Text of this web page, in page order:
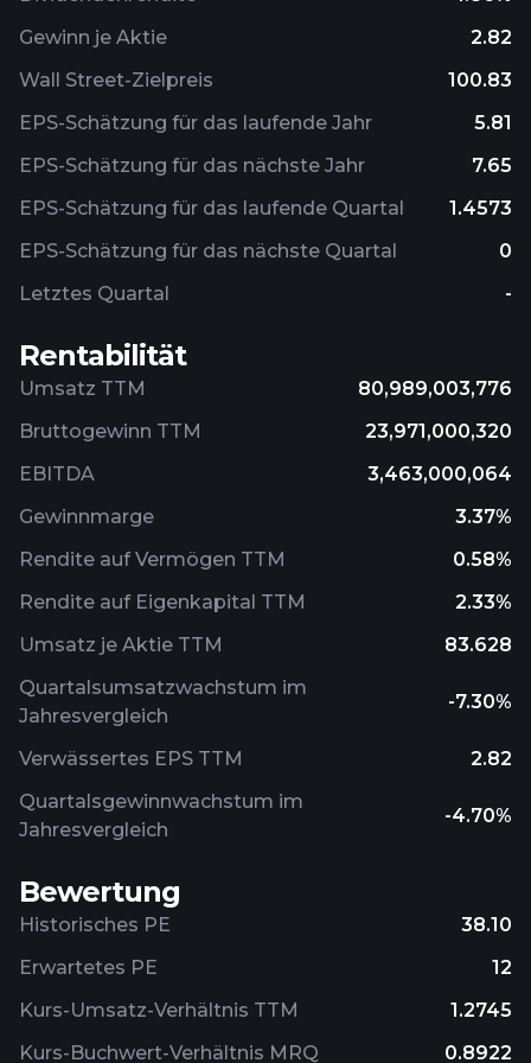
Gewinn je Aktie
2.82
Wall Street-Zielpreis
100.83
EPS-Schätzung für das laufende Jahr
5.81
EPS-Schätzung für das nächste Jahr
7.65
EPS-Schätzung für das laufende Quartal
1.4573
EPS-Schätzung für das nächste Quartal
0
Letztes Quartal
-
Rentabilität
Umsatz TTM
80,989,003,776
Bruttogewinn TTM
23,971,000,320
EBITDA
3,463,000,064
Gewinnmarge
3.37%
Rendite auf Vermögen TTM
0.58%
Rendite auf Eigenkapital TTM
2.33%
Umsatz je Aktie TTM
83.628
Quartalsumsatzwachstum im
Jahresvergleich
-7.30%
Verwässertes EPS TTM
2.82
Quartalsgewinnwachstum im
Jahresvergleich
-4.70%
Bewertung
Historisches PE
38.10
Erwartetes PE
12
Kurs-Umsatz-Verhältnis TTM
1.2745
Kurs-Buchwert-Verhältnis MRQ
0.8922